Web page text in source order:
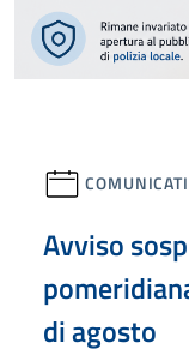
COMUNICATI
Avviso
di agosto